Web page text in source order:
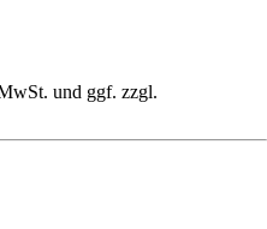
und ggf. zzgl.